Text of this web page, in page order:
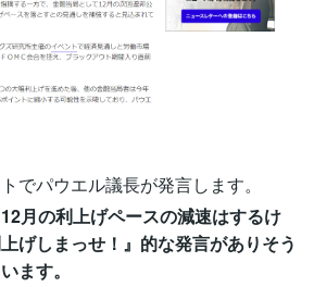
でパウエル議長が発言します。
12月の利上げペースの減速はするけ
げしまっせ！』的な発言がありそう
ます。